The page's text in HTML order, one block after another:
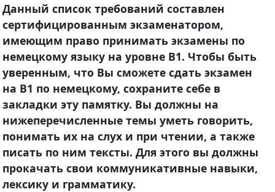
Данный список требований составлен
сертифицированным экзаменатором,
имеющим право принимать экзамены по
немецкому языку на уровне B1. Чтобы быть
уверенным, что Вы сможете сдать экзамен
на B1 по немецкому, сохраните себе в
закладки эту памятку. Вы должны на
нижеперечисленные темы уметь говорить,
понимать их на слух и при чтении, а также
писать по ним тексты. Для этого вы должны
прокачать свои коммуникативные навыки,
лексику и грамматику.